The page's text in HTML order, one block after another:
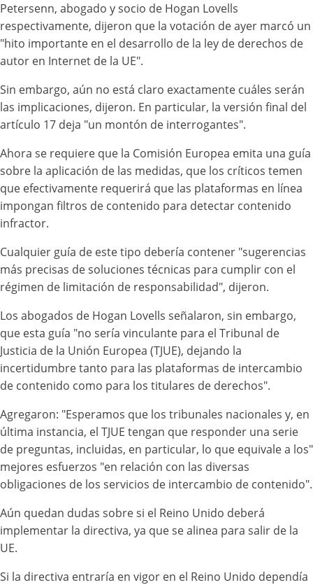
Petersenn, abogado y socio de Hogan Lovells
respectivamente, dijeron que la votación de ayer marcó un
"hito importante en el desarrollo de la ley de derechos de
autor en Internet de la UE".
Sin embargo, aún no está claro exactamente cuáles serán
las implicaciones, dijeron. En particular, la versión final del
artículo 17 deja "un montón de interrogantes".
Ahora se requiere que la Comisión Europea emita una guía
sobre la aplicación de las medidas, que los críticos temen
que efectivamente requerirá que las plataformas en línea
impongan filtros de contenido para detectar contenido
infractor.
Cualquier guía de este tipo debería contener "sugerencias
más precisas de soluciones técnicas para cumplir con el
régimen de limitación de responsabilidad", dijeron.
Los abogados de Hogan Lovells señalaron, sin embargo,
que esta guía "no sería vinculante para el Tribunal de
Justicia de la Unión Europea (TJUE), dejando la
incertidumbre tanto para las plataformas de intercambio
de contenido como para los titulares de derechos".
Agregaron: "Esperamos que los tribunales nacionales y, en
última instancia, el TJUE tengan que responder una serie
de preguntas, incluidas, en particular, lo que equivale a los"
mejores esfuerzos "en relación con las diversas
obligaciones de los servicios de intercambio de contenido".
Aún quedan dudas sobre si el Reino Unido deberá
implementar la directiva, ya que se alinea para salir de la
UE.
Si la directiva entraría en vigor en el Reino Unido dependía